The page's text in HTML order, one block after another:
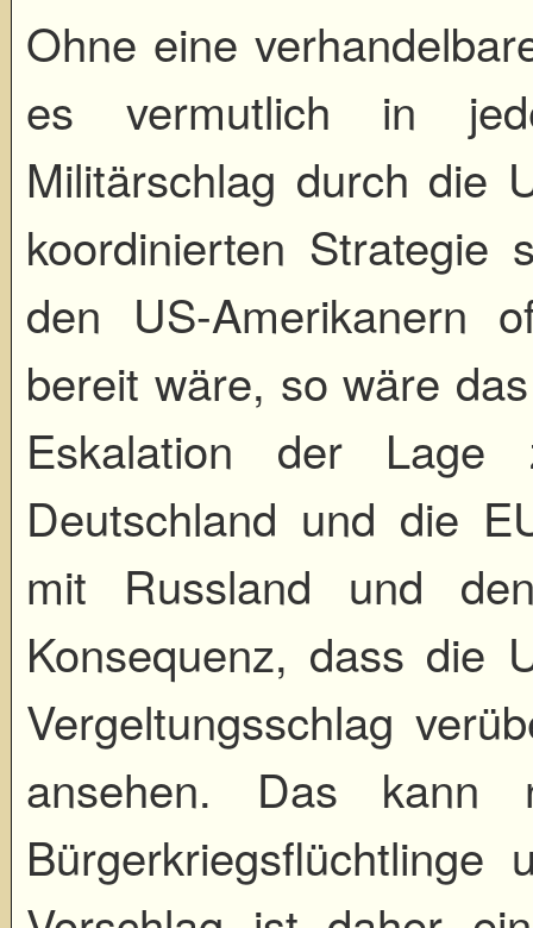
Ohne eine
es vermutlich in
Militärschlag durch die
koordinierten Strategie
den US-Amerikanern
bereit wäre, so wäre
Eskalation der Lage
Deutschland und die
mit Russland und
Konsequenz, dass die
Vergeltungsschlag
ansehen. Das